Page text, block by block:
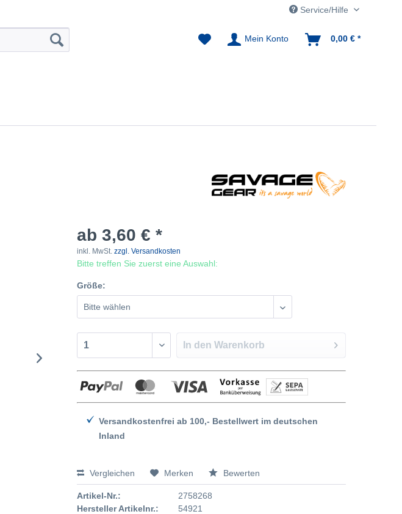
Service/Hilfe
Mein Konto 0,00 € *
ab 3,60 € *
inkl. MwSt.zzgl. Versandkosten
Bitte treffen Sie zuerst eine Auswahl:
Größe:
In den Warenkorb
Versandkostenfrei ab 100,- Bestellwert im deutschen
Inland
Vergleichen Merken Bewerten
Artikel-Nr.:
2758268
Hersteller Artikelnr.:
54921